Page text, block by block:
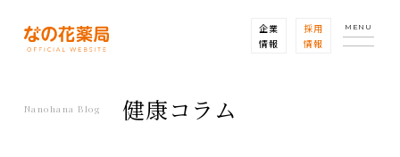
企業
情報
採用
情報
MENU
Nanohana Blog 健康コラム